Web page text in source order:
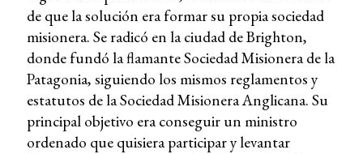
de que la solución era formar su propia sociedad
misionera. Se radicó en la ciudad de Brighton,
donde fundó la flamante Sociedad Misionera de la
Patagonia, siguiendo los mismos reglamentos y
estatutos de la Sociedad Misionera Anglicana. Su
principal objetivo era conseguir un ministro
ordenado que quisiera participar y levantar